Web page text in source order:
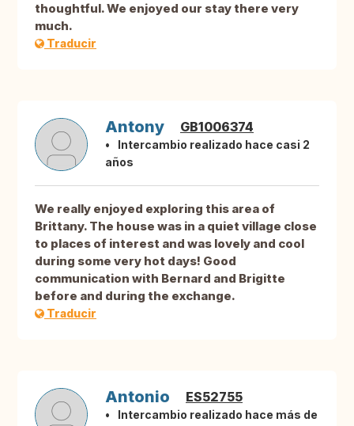
thoughtful. We enjoyed our stay there very
much.
Traducir
Antony GB1006374
Intercambio realizado hace casi 2
años
We really enjoyed exploring this area of
Brittany. The house was in a quiet village close
to places of interest and was lovely and cool
during some very hot days! Good
communication with Bernard and Brigitte
before and during the exchange.
Traducir
Antonio ES52755
Intercambio realizado hace más de